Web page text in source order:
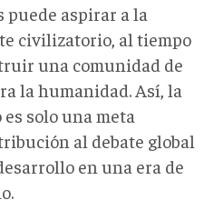
aspirar a la
civilizatorio, al tiempo
una comunidad de
la humanidad. Así, la
solo una meta
al debate global
en una era de